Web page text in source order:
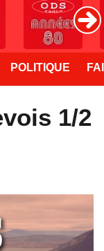
POLITIQUE
1/2